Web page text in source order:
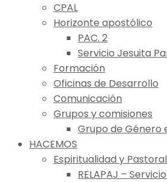
CPAL
Horizonte apostólico
PAC. 2
Servicio Jesuita
Formación
Oficinas de Desarrollo
Comunicación
Grupos y comisiones
Grupo de Género
HACEMOS
Espiritualidad y Pastoral
RELAPAJ –